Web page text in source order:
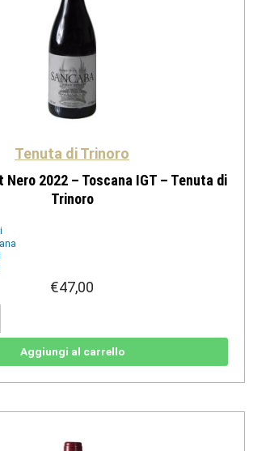
Tenuta di Trinoro
Nero 2022 – Toscana IGT – Tenuta di
Trinoro
€47,00
Aggiungi al carrello